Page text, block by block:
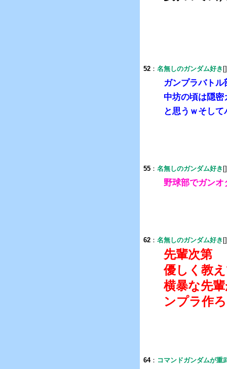
52 ： 名無しのガンダム好き
ガンプラバト
中坊の頃は隠
と思うｗそし
55 ： 名無しのガンダム好き
野球部でガンオ
62 ： 名無しのガンダム好き
先輩次第
優しく教
横暴な先
ンプラ作
64： コマンドガンダムが重